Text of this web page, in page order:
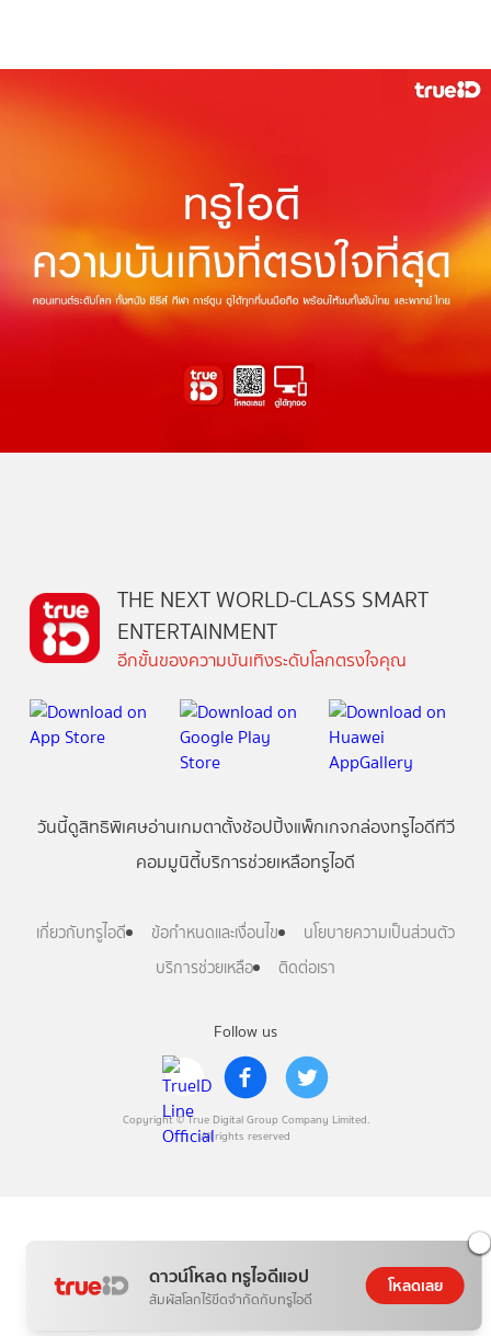
ดาวน์โหลด ทรูไอดีแอป
สัมผัสโลกไร้ขีดจำกัดกับทรูไอดี
โหลดเลย
Follow us
Copyright © True Digital Group Company Limited.
All rights reserved
THE NEXT WORLD-CLASS SMART
ENTERTAINMENT
อีกขั้นของความบันเทิงระดับโลกตรงใจคุณ
วันนี้ดูสิทธิพิเศษอ่านเกมตาตั้งช้อปปิ้งแพ็กเกจกล่องทรูไอดีทีวี
คอมมูนิตี้บริการช่วยเหลือทรูไอดี
เกี่ยวกับทรูไอดี ข้อกำหนดและเงื่อนไข
นโยบายความเป็นส่วนตัว
บริการช่วยเหลือ
ติดต่อเรา